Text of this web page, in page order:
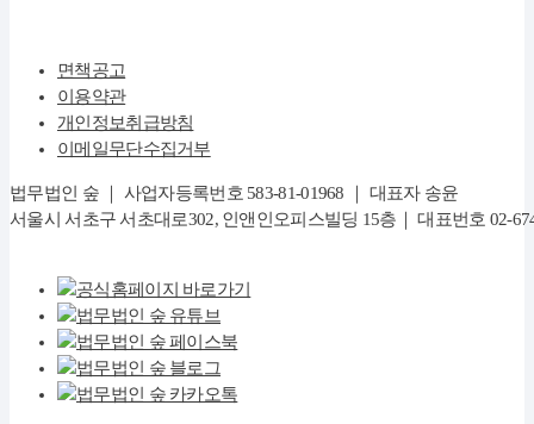
면책공고
이용약관
개인정보취급방침
이메일무단수집거부
법무법인 숲 ｜ 사업자등록번호 583-81-01968 ｜ 대표자 송윤
서울시 서초구 서초대로302, 인앤인오피스빌딩 15층｜ 대표번호 02-